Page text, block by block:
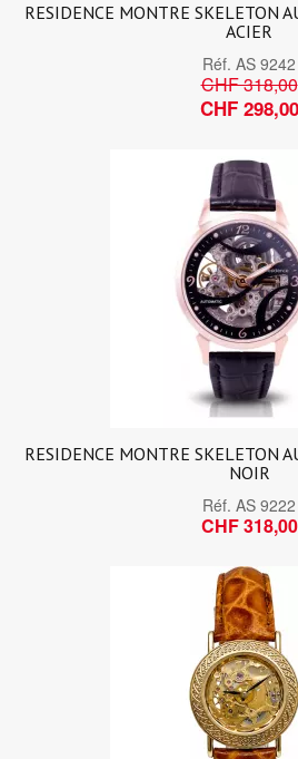
RESIDENCE MONTRE SKELETON
ACIER
Réf. AS 9242
CHF 318,00
CHF 298,00
RESIDENCE MONTRE SKELETON
NOIR
Réf. AS 9222
CHF 318,00